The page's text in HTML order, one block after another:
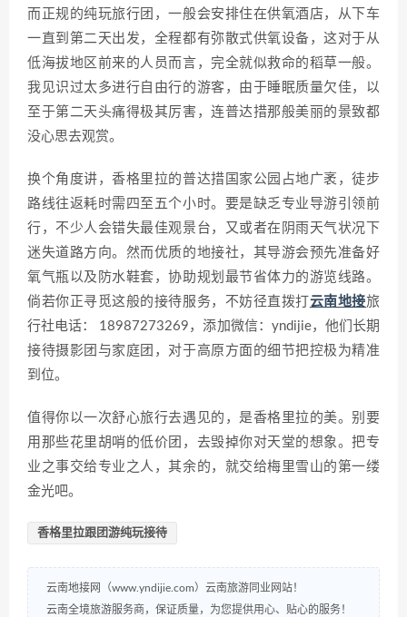
而正规的纯玩旅行团，一般会安排住在供氧酒店，从下车
一直到第二天出发，全程都有弥散式供氧设备，这对于从
低海拔地区前来的人员而言，完全就似救命的稻草一般。
我见识过太多进行自由行的游客，由于睡眠质量欠佳，以
至于第二天头痛得极其厉害，连普达措那般美丽的景致都
没心思去观赏。
换个角度讲，香格里拉的普达措国家公园占地广袤，徒步
路线往返耗时需四至五个小时。要是缺乏专业导游引领前
行，不少人会错失最佳观景台，又或者在阴雨天气状况下
迷失道路方向。然而优质的地接社，其导游会预先准备好
氧气瓶以及防水鞋套，协助规划最节省体力的游览线路。
倘若你正寻觅这般的接待服务，不妨径直拨打 云南地接旅
行社电话： 18987273269，添加微信：yndijie，他们长期
接待摄影团与家庭团，对于高原方面的细节把控极为精准
到位。
值得你以一次舒心旅行去遇见的，是香格里拉的美。别要
用那些花里胡哨的低价团，去毁掉你对天堂的想象。把专
业之事交给专业之人，其余的，就交给梅里雪山的第一缕
金光吧。
香格里拉跟团游纯玩接待
云南地接网（www.yndijie.com）云南旅游同业网站！
云南全境旅游服务商，保证质量，为您提供用心、贴心的服务！